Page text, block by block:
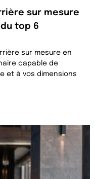
sur mesure
top 6
sur mesure en
capable de
et à vos dimensions